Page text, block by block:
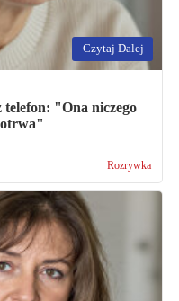
Czytaj Dalej
telefon: "Ona niczego
Rozrywka